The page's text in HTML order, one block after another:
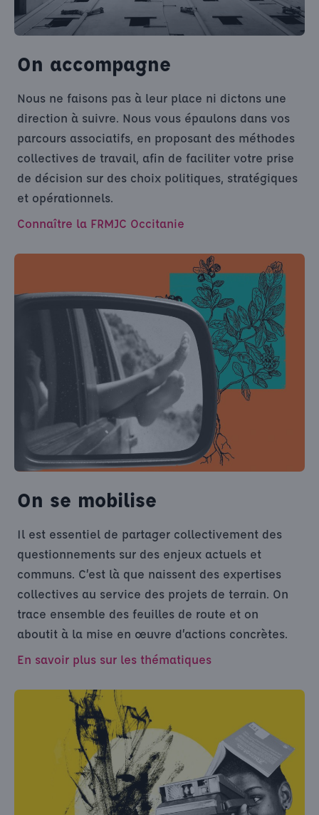
On accompagne
Nous ne faisons pas à leur place ni dictons une
direction à suivre. Nous vous épaulons dans vos
parcours associatifs, en proposant des méthodes
collectives de travail, afin de faciliter votre prise
de décision sur des choix politiques, stratégiques
et opérationnels.
Connaître la FRMJC Occitanie
On se mobilise
Il est essentiel de partager collectivement des
questionnements sur des enjeux actuels et
communs. C’est là que naissent des expertises
collectives au service des projets de terrain. On
trace ensemble des feuilles de route et on
aboutit à la mise en œuvre d’actions concrètes.
En savoir plus sur les thématiques